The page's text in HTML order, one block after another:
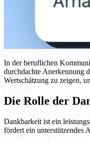
In der beruflichen
durchdachte Anerkennung
Wertschätzung zu zeigen,
Die Rolle der
Dankbarkeit ist ein
fördert ein unterstützendes